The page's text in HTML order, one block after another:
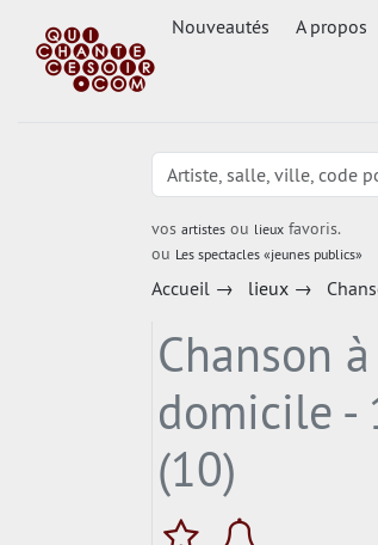
Nouveautés A propos
vos artistesou lieuxfavoris.
ou Les spectacles «jeunes publics»
Accueil→ lieux→
Chanson à
domicile -
(10)